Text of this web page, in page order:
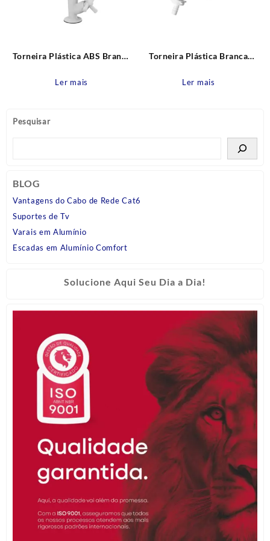
Pesquisar
BLOG
Vantagens do Cabo de Rede Cat6
Suportes de Tv
Varais em Alumínio
Escadas em Alumínio Comfort
Solucione Aqui Seu Dia a Dia!
Torneira Plástica ABS Branca
Ler mais
Torneira Plástica Branca
Tigre
Ler mais